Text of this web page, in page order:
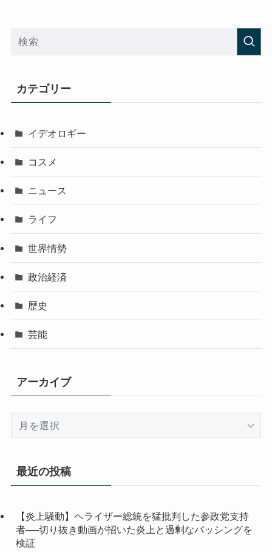
カテゴリー
イデオロギー
コスメ
ニュース
ライフ
世界情勢
政治経済
歴史
芸能
アーカイブ
イ
最近の投稿
【炎上騒動】ヘライザー総統を猛批判した参政党支持
者──切り抜き動画が招いた炎上と過剰なバッシングを
検証